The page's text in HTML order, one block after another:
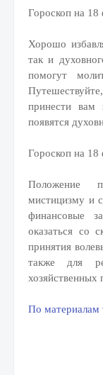
Гороскоп на 18
Хорошо
так и
помогут
принести вам
появятся
Гороскоп на
Положение
мистицизму и
финансовые
оказаться со
принятия
также для
хозяйственных
По материалам